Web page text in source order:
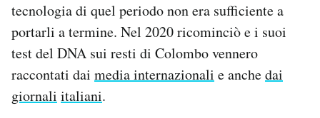
tecnologia di quel periodo non era sufficiente a
portarli a termine. Nel 2020 ricominciò e i suoi
test del DNA sui resti di Colombo vennero
raccontati dai media internazionali e anchedai
giornali italiani.